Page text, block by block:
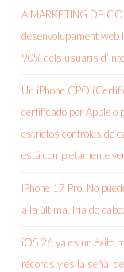
A MARKETING DE
desenvolupament
90% dels usuaris
Un iPhone CPO
certificado por Apple o
estrictos controles de
está completamente
iPhone 17 Pro. No
a la última. Iría de
iOS 26 ya es un éxito
récords y es la señal